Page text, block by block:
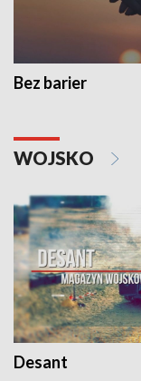
Bez barier
WOJSKO
Desant